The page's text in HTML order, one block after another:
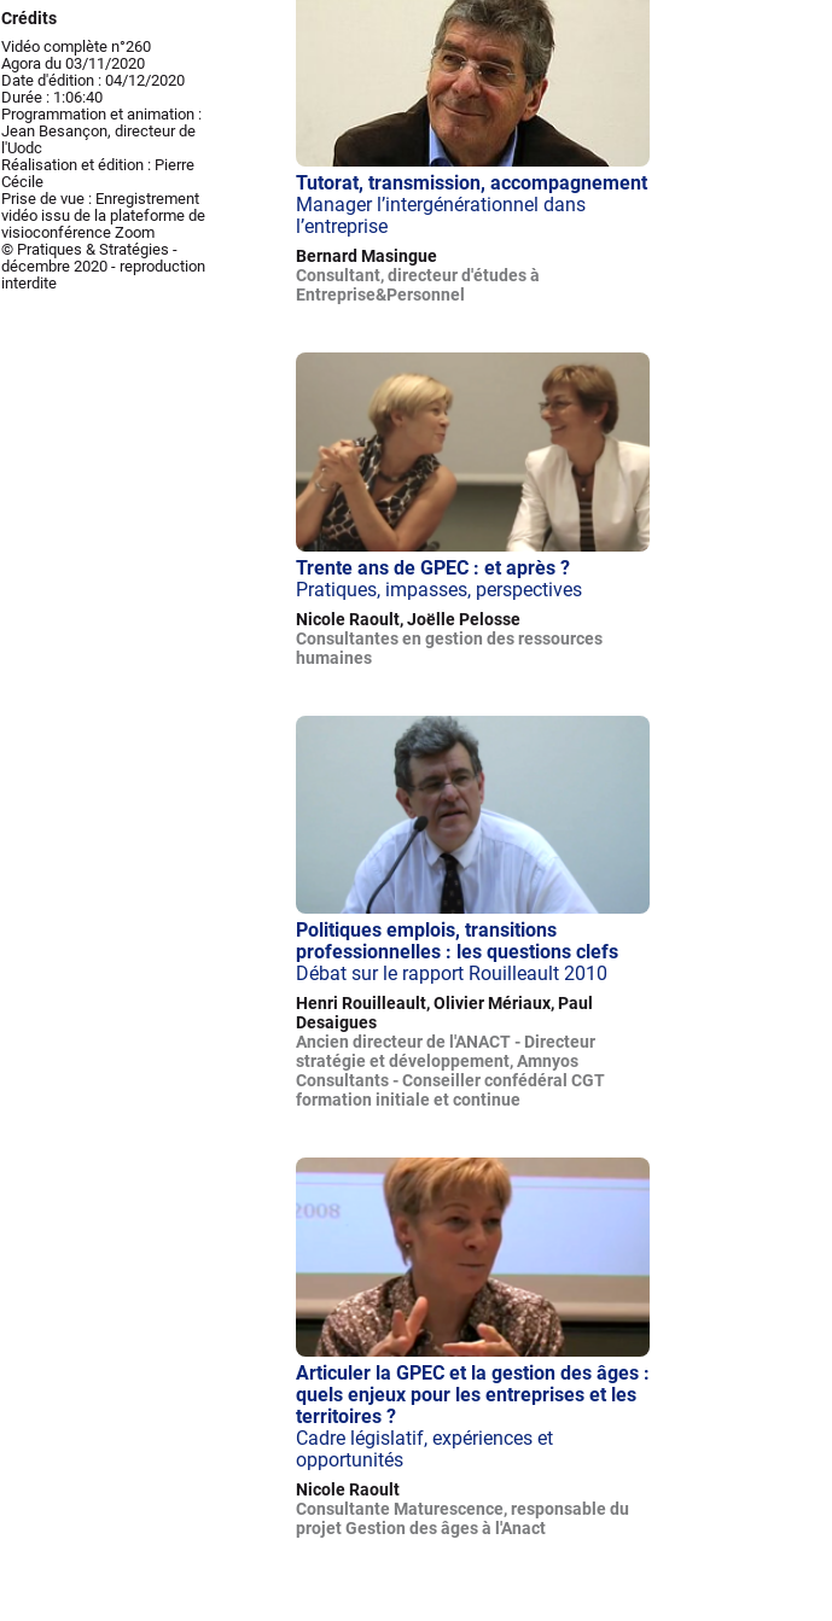
Crédits
Vidéo complète n°260
Agora du 03/11/2020
Date d'édition : 04/12/2020
Durée : 1:06:40
Programmation et animation :
Jean Besançon, directeur de
l'Uodc
Réalisation et édition : Pierre
Cécile
Prise de vue : Enregistrement
vidéo issu de la plateforme de
visioconférence Zoom
© Pratiques & Stratégies -
décembre 2020 - reproduction
interdite
Tutorat, transmission, accompagnement
Manager l’intergénérationnel dans
l’entreprise
Bernard Masingue
Consultant, directeur d'études à
Entreprise&Personnel
Trente ans de GPEC : et après ?
Pratiques, impasses, perspectives
Nicole Raoult, Joëlle Pelosse
Consultantes en gestion des ressources
humaines
Politiques emplois, transitions
professionnelles : les questions clefs
Débat sur le rapport Rouilleault 2010
Henri Rouilleault, Olivier Mériaux, Paul
Desaigues
Ancien directeur de l'ANACT - Directeur
stratégie et développement, Amnyos
Consultants - Conseiller confédéral CGT
formation initiale et continue
Articuler la GPEC et la gestion des âges :
quels enjeux pour les entreprises et les
territoires ?
Cadre législatif, expériences et
opportunités
Nicole Raoult
Consultante Maturescence, responsable du
projet Gestion des âges à l'Anact